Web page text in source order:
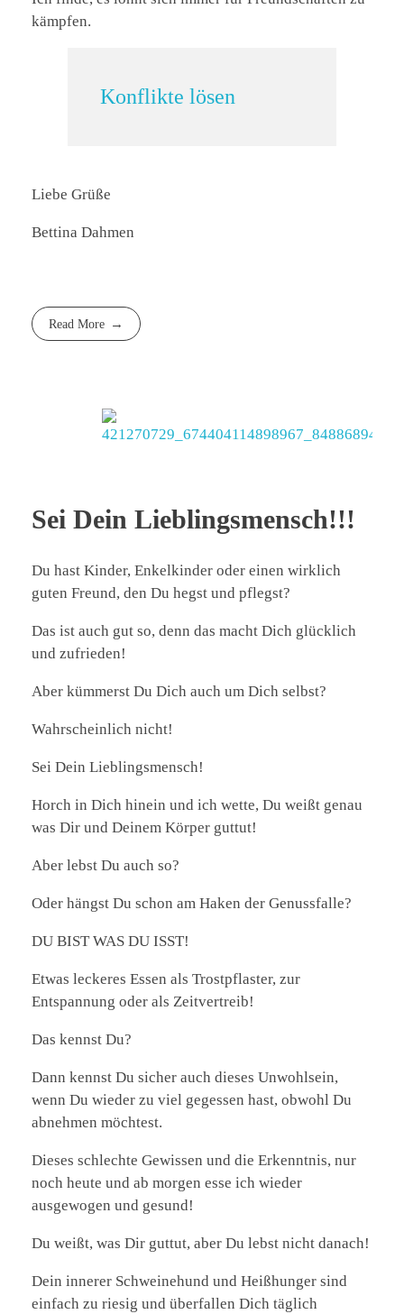
kämpfen.
Konflikte lösen
Liebe Grüße
Bettina Dahmen
Read More
Sei Dein Lieblingsmensch!!!
Du hast Kinder, Enkelkinder oder einen wirklich
guten Freund, den Du hegst und pflegst?
Das ist auch gut so, denn das macht Dich glücklich
und zufrieden!
Aber kümmerst Du Dich auch um Dich selbst?
Wahrscheinlich nicht!
Sei Dein Lieblingsmensch!
Horch in Dich hinein und ich wette, Du weißt genau
was Dir und Deinem Körper guttut!
Aber lebst Du auch so?
Oder hängst Du schon am Haken der Genussfalle?
DU BIST WAS DU ISST!
Etwas leckeres Essen als Trostpflaster, zur
Entspannung oder als Zeitvertreib!
Das kennst Du?
Dann kennst Du sicher auch dieses Unwohlsein,
wenn Du wieder zu viel gegessen hast, obwohl Du
abnehmen möchtest.
Dieses schlechte Gewissen und die Erkenntnis, nur
noch heute und ab morgen esse ich wieder
ausgewogen und gesund!
Du weißt, was Dir guttut, aber Du lebst nicht danach!
Dein innerer Schweinehund und Heißhunger sind
einfach zu riesig und überfallen Dich täglich